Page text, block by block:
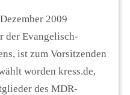
2009
der Evangelisch-
ist zum Vorsitzenden
worden kress.de,
des MDR-